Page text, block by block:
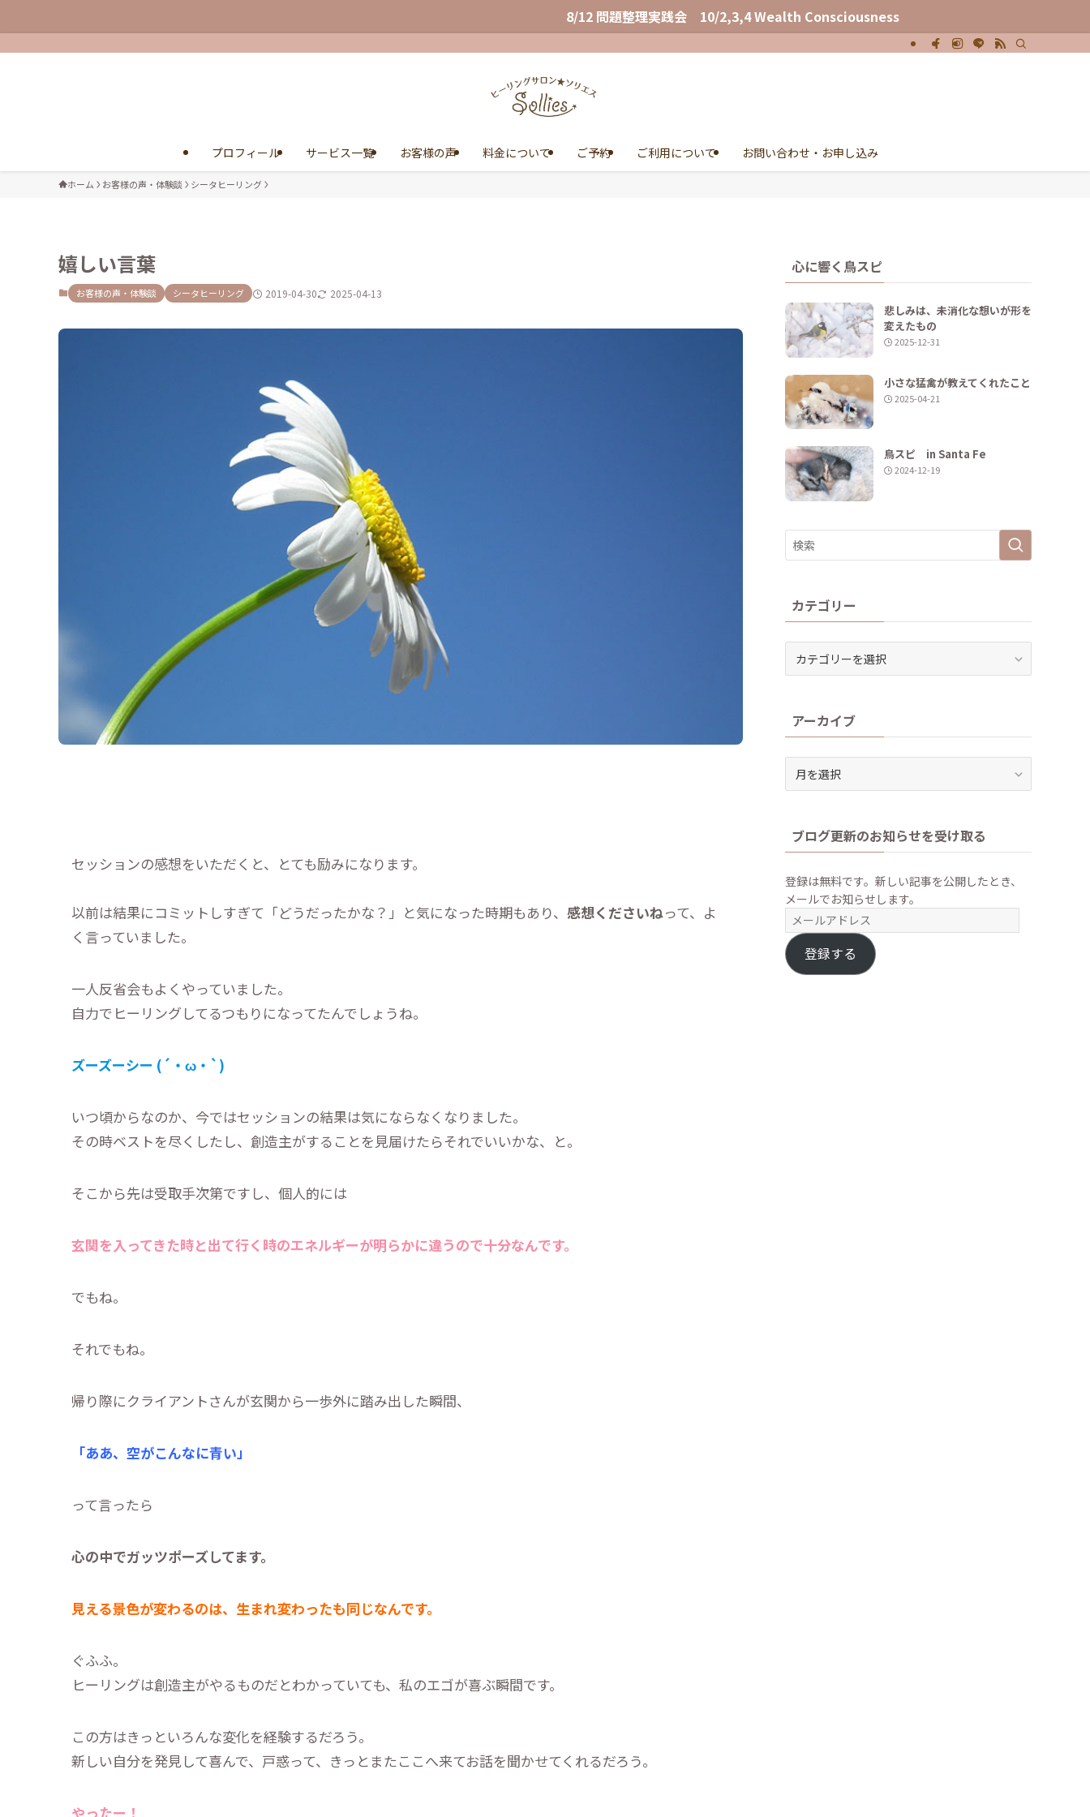
8/12 問題整理実践会 10/2,3,4 Wealth Consciousness
プロフィール サービス一覧 お客様の声 料金について ご予約 ご利用について お問い合わせ・お申し込み
ホーム お客様の声・体験談 シータヒーリング
嬉しい言葉
お客様の声・体験談 シータヒーリング 2019-04-30 2025-04-13
セッションの感想をいただくと、とても励みになります。
以前は結果にコミットしすぎて「どうだったかな？」と気になった時期もあり、 感想くださいねって、よ
く言っていました。
一人反省会もよくやっていました。
自力でヒーリングしてるつもりになってたんでしょうね。
ズーズーシー (´・ω・`)
いつ頃からなのか、今ではセッションの結果は気にならなくなりました。
その時ベストを尽くしたし、創造主がすることを見届けたらそれでいいかな、と。
そこから先は受取手次第ですし、個人的には
玄関を入ってきた時と出て行く時のエネルギーが明らかに違うので十分なんです。
でもね。
それでもね。
帰り際にクライアントさんが玄関から一歩外に踏み出した瞬間、
「ああ、空がこんなに青い」
って言ったら
心の中でガッツポーズしてます。
見える景色が変わるのは、生まれ変わったも同じなんです。
ぐふふ。
ヒーリングは創造主がやるものだとわかっていても、私のエゴが喜ぶ瞬間です。
この方はきっといろんな変化を経験するだろう。
新しい自分を発見して喜んで、戸惑って、きっとまたここへ来てお話を聞かせてくれるだろう。
やったー！
心に響く鳥スピ
悲しみは、未消化な想いが形を
変えたもの
2025-12-31
小さな猛禽が教えてくれたこと
2025-04-21
鳥スピ in Santa Fe
2024-12-19
カテゴリー
ーアーカイブ
ブブログ更新のお知らせを受け取る
登録は無料です。新しい記事を公開したとき、
メールでお知らせします。
メ
ー
ル
ア
登録する